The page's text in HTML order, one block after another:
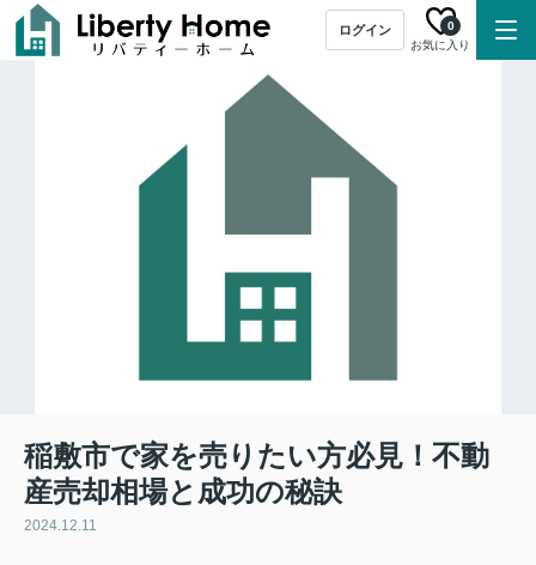
ログイン
お気に入り
0
稲敷市で家を売りたい方必見！不動
産売却相場と成功の秘訣
2024.12.11